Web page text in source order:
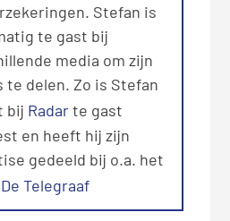
Stefan is
te gast bij
media om zijn
te delen. Zo is Stefan
bij Radarte gast
en heeft hij zijn
gedeeld bij o.a. het
De Telegraaf